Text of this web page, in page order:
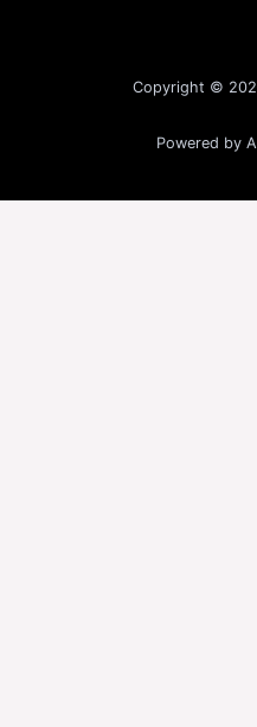
Copyright ©
Powered by